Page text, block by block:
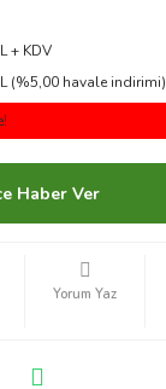
+ KDV
(%5,00 havale indirimi)
Haber Ver
Yorum Yaz